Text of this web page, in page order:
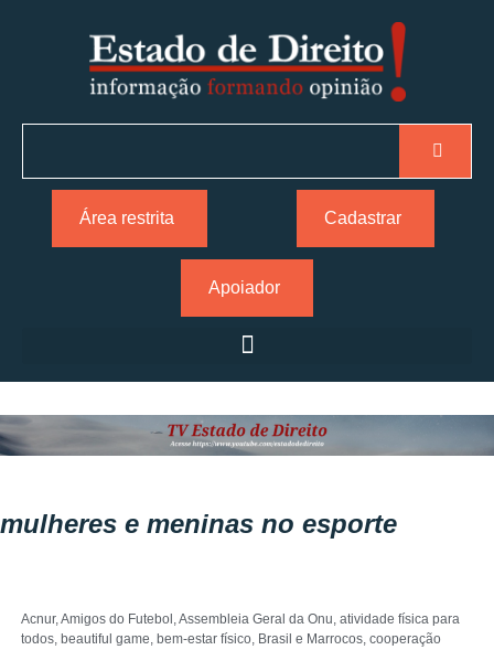
Área restrita Cadastrar
Apoiador
mulheres e meninas no esporte
Acnur,Amigos do Futebol ,Assembleia Geral da Onu, atividade física para
todos, beautiful game, bem-estar físico, Brasil e Marrocos, cooperação